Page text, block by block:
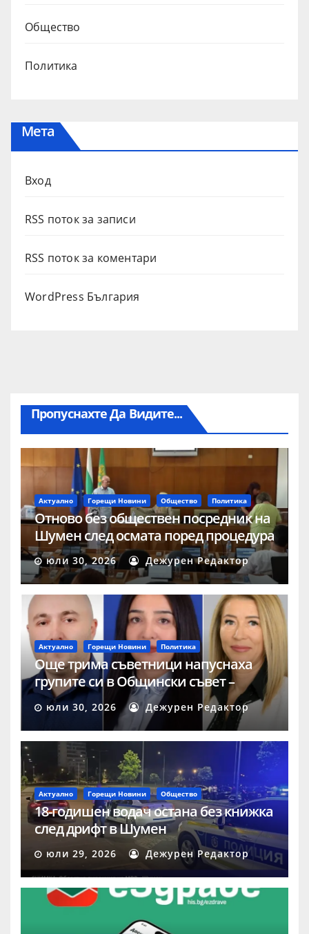
Общество
Политика
Мета
Вход
RSS поток за записи
RSS поток за коментари
WordPress България
Пропуснахте Да Видите...
Актуално Горещи Новини Общество Политика
Отново без обществен посредник на
Шумен след осмата поред процедура
юли 30, 2026 Дежурен Редактор
Актуално Горещи Новини Политика
Още трима съветници напуснаха
групите си в Общински съвет –
Шумен
юли 30, 2026 Дежурен Редактор
Актуално Горещи Новини Общество
18-годишен водач остана без книжка
след дрифт в Шумен
юли 29, 2026 Дежурен Редактор